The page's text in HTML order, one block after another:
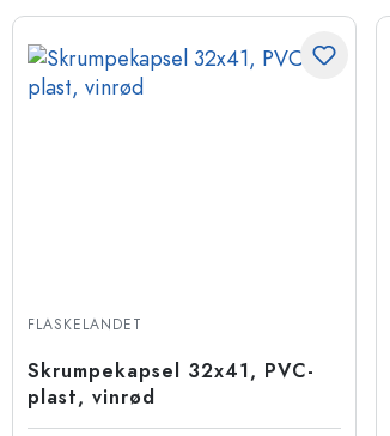
FLASKELANDET
Skrumpekapsel 32x41, PVC-
plast, vinrød